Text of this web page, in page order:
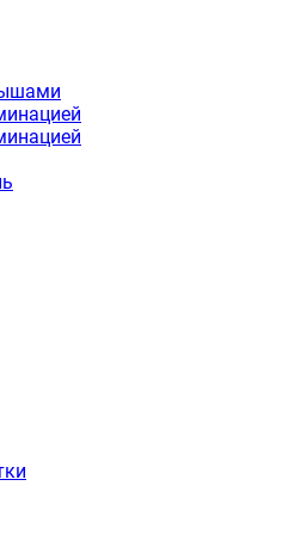
трёхфазные с тормозом
трёхфазные
INNORED
вентиляция INNOVARI
редукторы INNORED
INNORED в квадратном
INNORED
INNORED MC